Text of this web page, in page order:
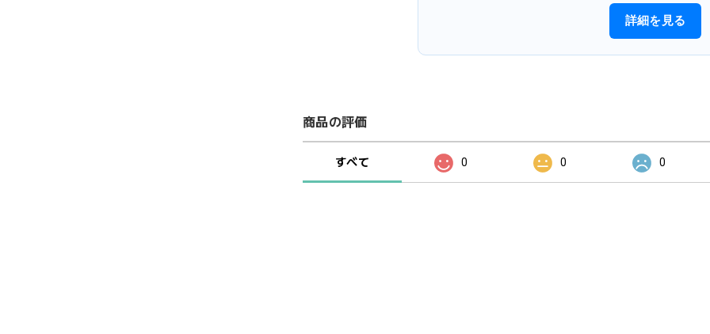
詳細を見る
商品の評価
すべて 0 0 0